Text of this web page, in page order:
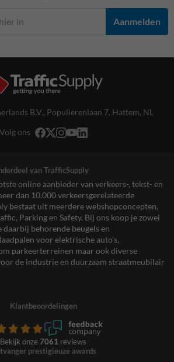
Aanmelden
B.V., Populierenlaan 7, Hattem, NL
Volg ons
van TrafficSupply
online aanbieder van verkeers-, tekst- en
dan 10.000 verkeersgerelateerde
bestaat uit meerdere webshopconcepten,
Parking en Safety. Bij ons koop je zowel
behorende beugels en
voor elektrische auto’s,
parkeerterreinen maar ook diverse
de industrie en duurzaam straatmeubilair
Klantbeoordelingen
Bekijk onze 7061 reviews
prestigieuze awards